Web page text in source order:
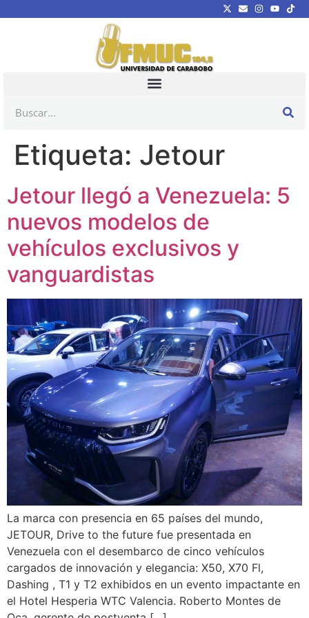
Etiqueta: Jetour
Jetour llegó a Venezuela: 5
nuevos modelos de
vehículos exclusivos y
vanguardistas
La marca con presencia en 65 países del mundo,
JETOUR, Drive to the future fue presentada en
Venezuela con el desembarco de cinco vehículos
cargados de innovación y elegancia: X50, X70 Fl,
Dashing , T1 y T2 exhibidos en un evento impactante en
el Hotel Hesperia WTC Valencia. Roberto Montes de